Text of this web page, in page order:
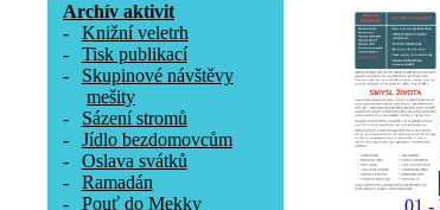
Archív aktivit
-
Knižní veletrh
-
Tisk publikací
-
Skupinové návštěvy
mešity
-
Sázení stromů
-
Jídlo bezdomovcům
-
Oslava svátků
-
Ramadán
-
Pouť do Mekky
01 -